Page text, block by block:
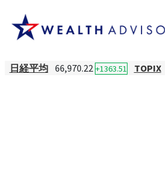
日経平均 66,970.22 +1363.51 TOPIX